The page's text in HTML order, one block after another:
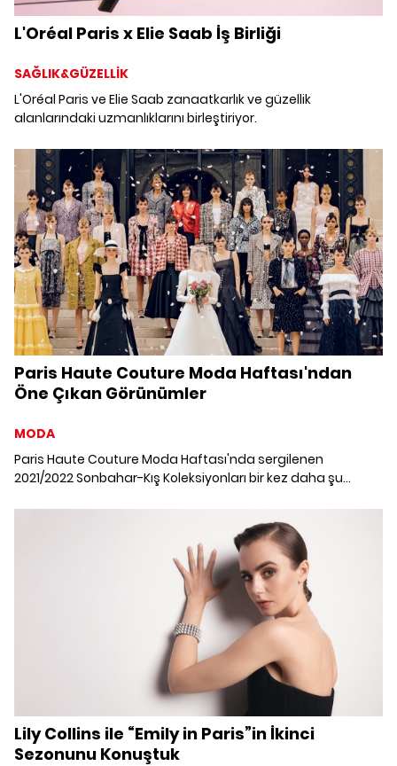
L'Oréal Paris x Elie Saab İş Birliği
SAĞLIK&GÜZELLİK
L'Oréal Paris ve Elie Saab zanaatkarlık ve güzellik
alanlarındaki uzmanlıklarını birleştiriyor.
Paris Haute Couture Moda Haftası'ndan
Öne Çıkan Görünümler
MODA
Paris Haute Couture Moda Haftası'nda sergilenen
2021/2022 Sonbahar-Kış Koleksiyonları bir kez daha şu
Lily Collins ile “Emily in Paris”in İkinci
Sezonunu Konuştuk